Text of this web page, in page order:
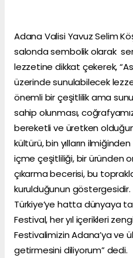
Adana Valisi Yavuz Selim
salonda sembolik olarak
lezzetine dikkat çekerek,
üzerinde sunulabilecek
önemli bir çeşitlilik ama
sahip olunması,
bereketli ve üretken
kültürü, bin yılların
içme çeşitliliği, bir üründen
çıkarma becerisi, bu
kurulduğunun
Türkiye’ye hatta dünyaya
Festival, her yıl içerikleri
Festivalimizin Adana’ya ve
getirmesini diliyorum” dedi.